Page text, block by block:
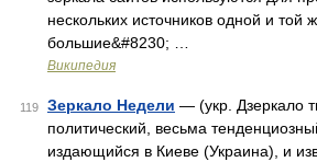
нескольких источников одной и
большие&#8230; …
Википедия
119 Зеркало Недели — (укр. Дзеркало
политический, весьма
издающийся в Киеве (Украина), и